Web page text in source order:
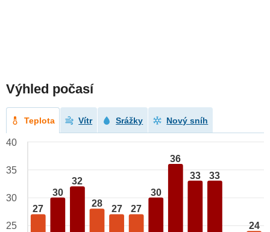
Výhled počasí
Teplota Vítr Srážky Nový sníh
27
30
32
28
27 27
30
36
33 33
24
40
35
30
25